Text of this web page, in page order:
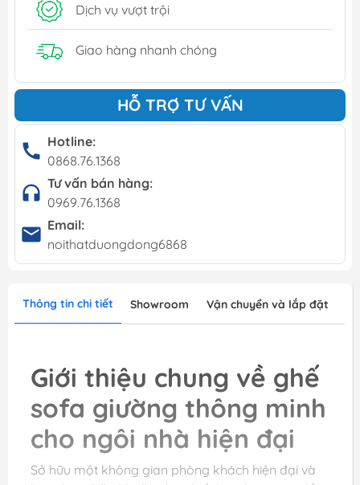
Dịch vụ vượt trội
Giao hàng nhanh chóng
HỖ TRỢ TƯ VẤN
Hotline:
0868.76.1368
Tư vấn bán hàng:
0969.76.1368
Email:
noithatduongdong6868
Thông tin chi tiết Showroom Vận chuyển và lắp đặt
Giới thiệu chung về ghế
sofa giường thông minh
cho ngôi nhà hiện đại
Sở hữu một không gian phòng khách hiện đại và